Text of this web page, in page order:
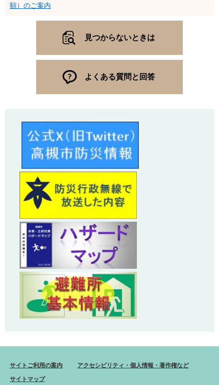
額）のご案内
見つからないときは
よくある質問と回答
サイトご利用の案内
アクセシビリティ・個人情報・著作権など
サイトマップ